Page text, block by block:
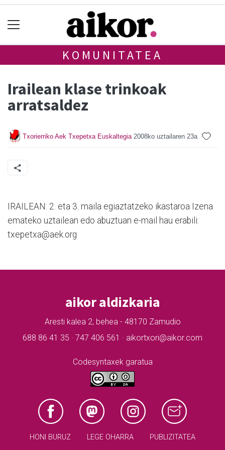
KOMUNITATEA
Irailean klase trinkoak
arratsaldez
Txorierriko Aek Txepetxa Euskaltegia 2008ko uztailaren 23a
IRAILEAN: 2. eta 3. maila egiaztatzeko ikastaroa Izena
emateko uztailean edo abuztuan e-mail hau erabili:
txepetxa@aek.org
aikor aldizkaria
Aresti kalea 2, behea - 48170 Zamudio
688 86 41 35 · 747 406 561 · aikortxori@aikor.com
Codesyntaxek garatua
HONI BURUZ LEGE OHARRA PUBLIZITATEA